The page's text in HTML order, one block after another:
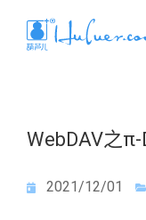
WebDAV之
2021/12/01